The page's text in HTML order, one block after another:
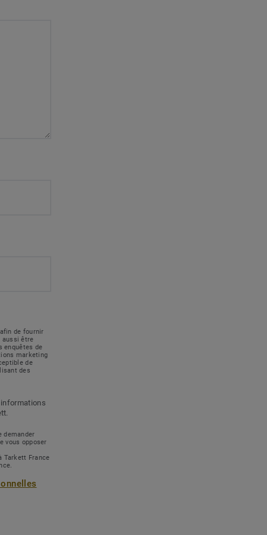
de fournir
aussi être
enquêtes de
marketing
de
des
demander
vous opposer
Tarkett France